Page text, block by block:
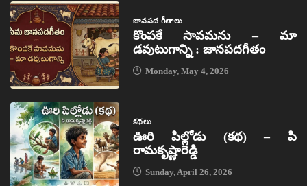
జానపద గీతాలు
కొంపకే సావమను – మా
డవుటుగాన్ని : జానపదగీతం
Monday, May 4, 2026
కథలు
ఊరి పిల్లోడు (కథ) – పి
రామకృష్ణారెడ్డి
Sunday, April 26, 2026